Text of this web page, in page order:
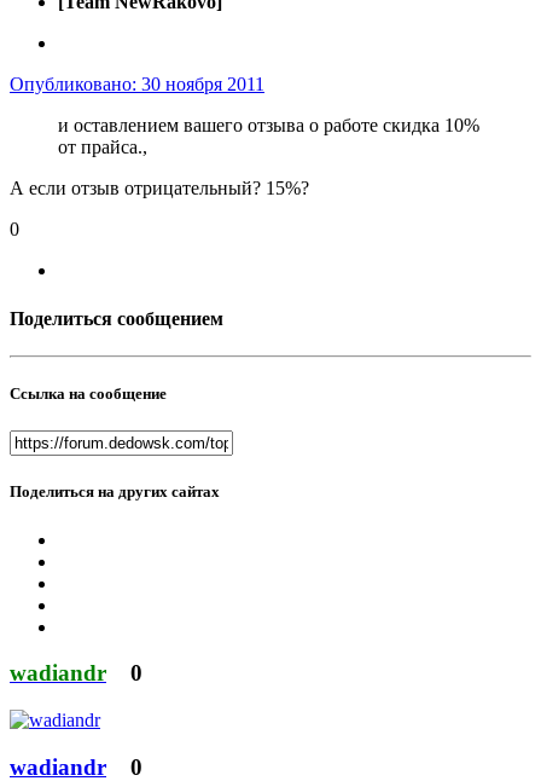
Опубликовано: 30 ноября 2011
и оставлением вашего отзыва о работе скидка 10%
от прайса.,
А если отзыв отрицательный? 15%?
0
Поделиться сообщением
Ссылка на сообщение
Поделиться на других сайтах
wadiandr 0
wadiandr 0